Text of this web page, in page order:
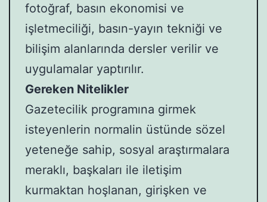
fotoğraf, basın ekonomisi ve
işletmeciliği, basın-yayın tekniği ve
bilişim alanlarında dersler verilir ve
uygulamalar yaptırılır.
Gereken Nitelikler
Gazetecilik programına girmek
isteyenlerin normalin üstünde sözel
yeteneğe sahip, sosyal araştırmalara
meraklı, başkaları ile iletişim
kurmaktan hoşlanan, girişken ve